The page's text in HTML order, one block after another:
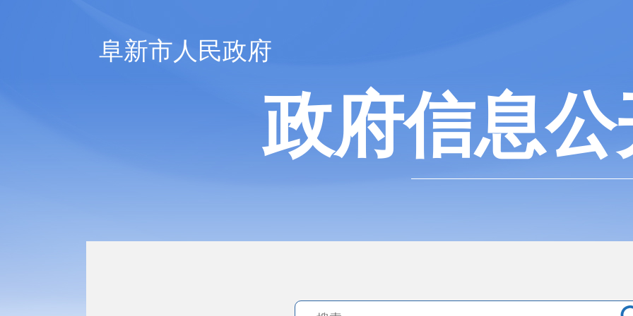
阜新市人民政府
政府信息公